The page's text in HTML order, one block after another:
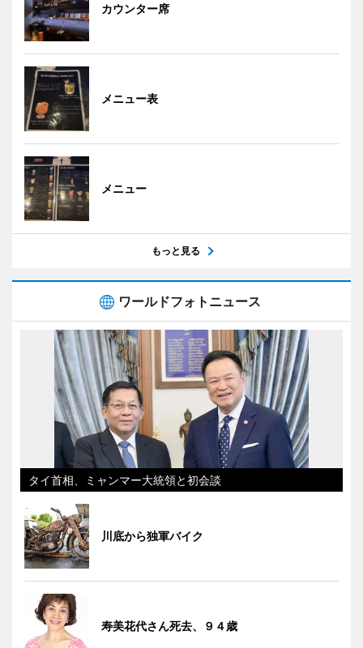
カウンター席
メニュー表
メニュー
もっと見る
ワールドフォトニュース
タイ首相、ミャンマー大統領と初会談
川底から独軍バイク
寿美花代さん死去、９４歳